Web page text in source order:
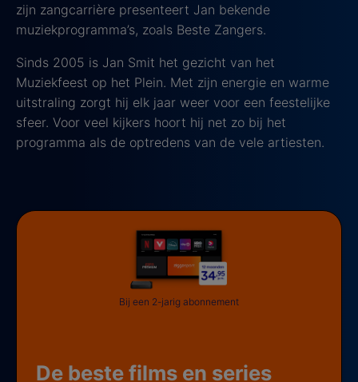
zijn zangcarrière presenteert Jan bekende
muziekprogramma’s, zoals Beste Zangers.
Sinds 2005 is Jan Smit het gezicht van het
Muziekfeest op het Plein. Met zijn energie en warme
uitstraling zorgt hij elk jaar weer voor een feestelijke
sfeer. Voor veel kijkers hoort hij net zo bij het
programma als de optredens van de vele artiesten.
De beste films en series
Bij een 2-jarig abonnement